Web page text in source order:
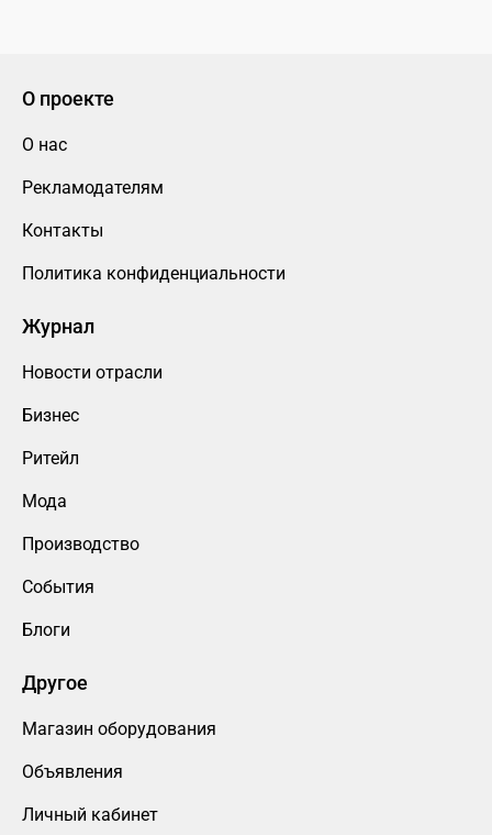
О проекте
О нас
Рекламодателям
Контакты
Политика конфиденциальности
Журнал
Новости отрасли
Бизнес
Ритейл
Мода
Производство
События
Блоги
Другое
Магазин оборудования
Объявления
Личный кабинет